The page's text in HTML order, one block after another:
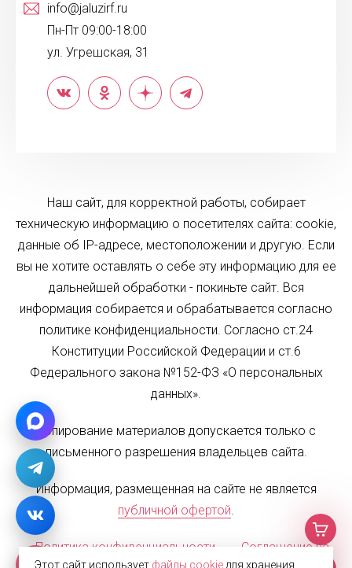
info@jaluzirf.ru
Пн-Пт 09:00-18:00
ул. Угрешская, 31
Наш сайт, для корректной работы, собирает
техническую информацию о посетителях сайта: cookie,
данные об IP-адресе, местоположении и другую. Если
вы не хотите оставлять о себе эту информацию для ее
дальнейшей обработки - покиньте сайт. Вся
информация собирается и обрабатывается согласно
политике конфиденциальности. Согласно ст.24
Конституции Российской Федерации и ст.6
Федерального закона №152-ФЗ «О персональных
данных».
Копирование материалов допускается только с
письменного разрешения владельцев сайта.
Информация, размещенная на сайте не является
публичной офертой.
Политика конфиденциальности
Соглашение на
Этот сайт использует файлы cookie для хранения